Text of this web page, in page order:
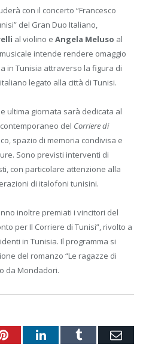
con il concerto “Francesco
del Gran Duo Italiano,
al violino e Angela Meluso al
intende rendere omaggio
in Tunisia attraverso la figura di
legato alla città di Tunisi.
ultima giornata sarà dedicata al
del Corriere di
spazio di memoria condivisa e
Sono previsti interventi di
con particolare attenzione alla
di italofoni tunisini.
inoltre premiati i vincitori del
per Il Corriere di Tunisi”, rivolto a
in Tunisia. Il programma si
del romanzo “Le ragazze di
da Mondadori.
PinterestLinkedInTumblr